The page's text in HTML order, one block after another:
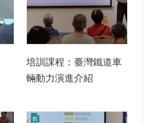
培訓課程：臺灣鐵道車
輛動力演進介紹